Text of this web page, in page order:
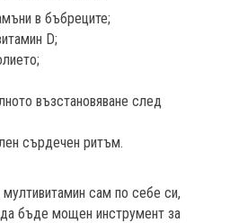
в бъбреците;
D;
възстановяване след
сърдечен ритъм.
сам по себе си,
бъде мощен инструмент за